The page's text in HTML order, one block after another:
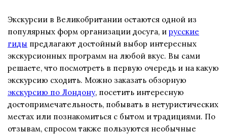
Экскурсии в Великобритании остаются одной из
популярных форм организации досуга, и русские
гиды предлагают достойный выбор интересных
экскурсионных программ на любой вкус. Вы сами
решаете, что посмотреть в первую очередь и на какую
экскурсию сходить. Можно заказать обзорную
экскурсию по Лондону, посетить интересную
достопримечательность, побывать в нетуристических
местах или познакомиться с бытом и традициями. По
отзывам, спросом также пользуются необычные